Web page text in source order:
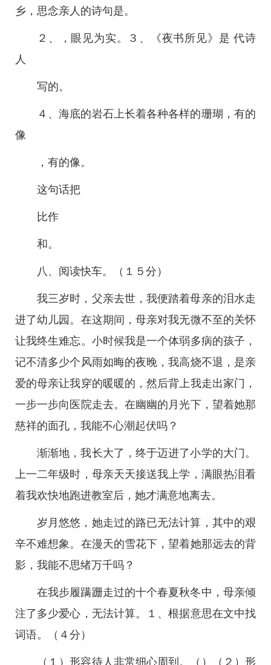
乡，思念亲人的诗句是。
２、，眼见为实。３、《夜书所见》是 代诗
人
写的。
４、海底的岩石上长着各种各样的珊瑚，有的
像
，有的像。
这句话把
比作
和。
八、阅读快车。（１５分）
我三岁时，父亲去世，我便踏着母亲的泪水走
进了幼儿园。在这期间，母亲对我无微不至的关怀
让我终生难忘。小时候我是一个体弱多病的孩子，
记不清多少个风雨如晦的夜晚，我高烧不退，是亲
爱的母亲让我穿的暖暖的，然后背上我走出家门，
一步一步向医院走去。在幽幽的月光下，望着她那
慈祥的面孔，我能不心潮起伏吗？
渐渐地，我长大了，终于迈进了小学的大门。
上一二年级时，母亲天天接送我上学，满眼热泪看
着我欢快地跑进教室后，她才满意地离去。
岁月悠悠，她走过的路已无法计算，其中的艰
辛不难想象。在漫天的雪花下，望着她那远去的背
影，我能不思绪万千吗？
在我步履蹒跚走过的十个春夏秋冬中，母亲倾
注了多少爱心，无法计算。１、根据意思在文中找
词语。（４分）
（１）形容待人非常细心周到。（）（２）形